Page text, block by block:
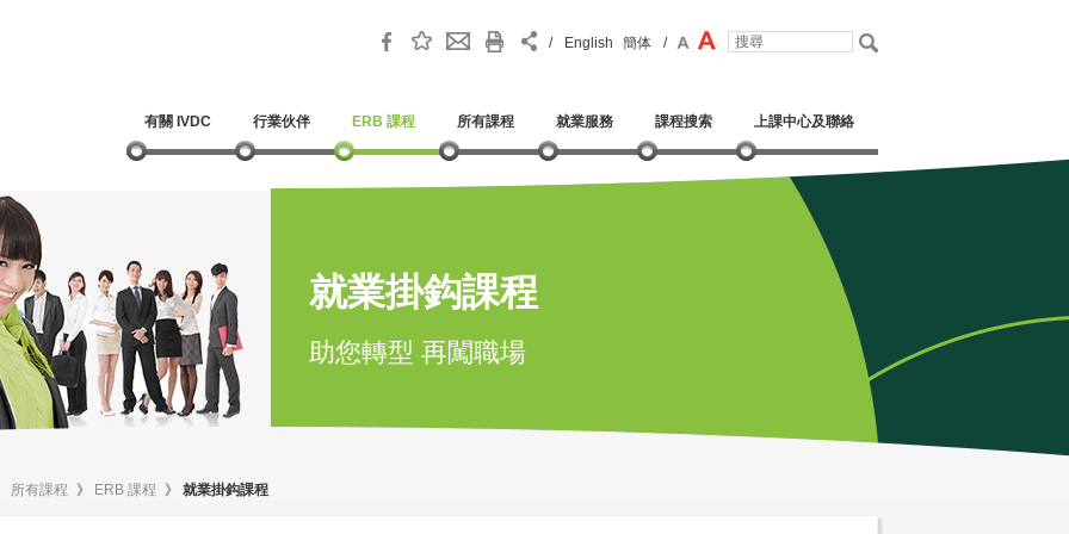
/ English 簡体 /
有關 IVDC 行業伙伴 ERB 課程 所有課程 就業服務 課程搜索 上課中心及聯絡
就業掛鈎課程
助您轉型 再闖職場
所有課程 》 ERB 課程 》 就業掛鈎課程